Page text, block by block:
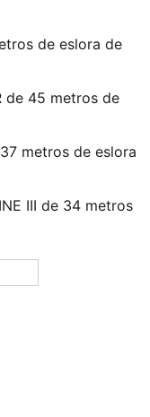
de eslora de
de 45 metros de
metros de eslora
III de 34 metros